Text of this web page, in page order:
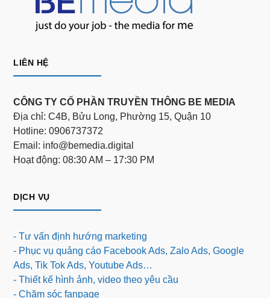
LIÊN HỆ
CÔNG TY CỔ PHẦN TRUYỀN THÔNG BE MEDIA
Địa chỉ: C4B, Bửu Long, Phường 15, Quận 10
Hotline: 0906737372
Email: info@bemedia.digital
Hoạt động: 08:30 AM – 17:30 PM
DỊCH VỤ
- Tư vấn định hướng marketing
- Phục vụ quảng cáo Facebook Ads, Zalo Ads, Google
Ads, Tik Tok Ads, Youtube Ads…
- Thiết kế hình ảnh, video theo yêu cầu
- Chăm sóc fanpage